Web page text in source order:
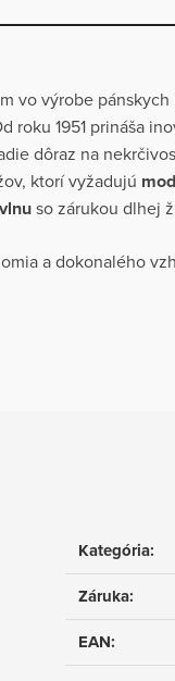
vo výrobe
roku 1951 prináša
dôraz na
ktorí vyžadujú
so zárukou dlhej
a dokonalého
Kategória:
Záruka:
EAN: